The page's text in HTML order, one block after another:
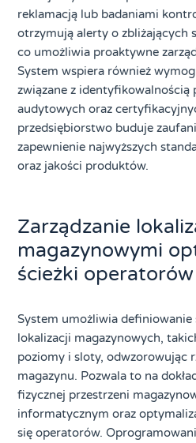
reklamacją lub badaniami
otrzymują alerty o zbliżających
co umożliwia proaktywne
System wspiera również
związane z
audytowych oraz
przedsiębiorstwo buduje
zapewnienie najwyższych
oraz jakości produktów.
Zarządzanie
magazynowymi
ścieżki operatorów
System umożliwia definiowanie
lokalizacji magazynowych,
poziomy i sloty, odwzorowując
magazynu. Pozwala to na
fizycznej przestrzeni
informatycznym oraz
się operatorów.